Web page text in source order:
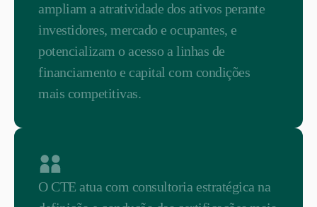
ampliam a atratividade dos ativos perante
investidores, mercado e ocupantes, e
potencializam o acesso a linhas de
financiamento e capital com condições
mais competitivas.
O CTE atua com consultoria estratégica na